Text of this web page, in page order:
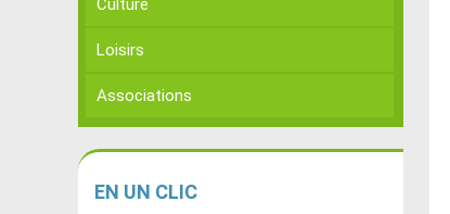
Culture
Loisirs
Associations
EN UN CLIC